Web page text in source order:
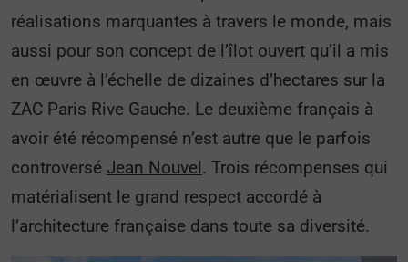
réalisations marquantes à travers le monde, mais
aussi pour son concept de l’îlot ouvert qu’il a mis
en œuvre à l’échelle de dizaines d’hectares sur la
ZAC Paris Rive Gauche. Le deuxième français à
avoir été récompensé n’est autre que le parfois
controversé Jean Nouvel. Trois récompenses qui
matérialisent le grand respect accordé à
l’architecture française dans toute sa diversité.